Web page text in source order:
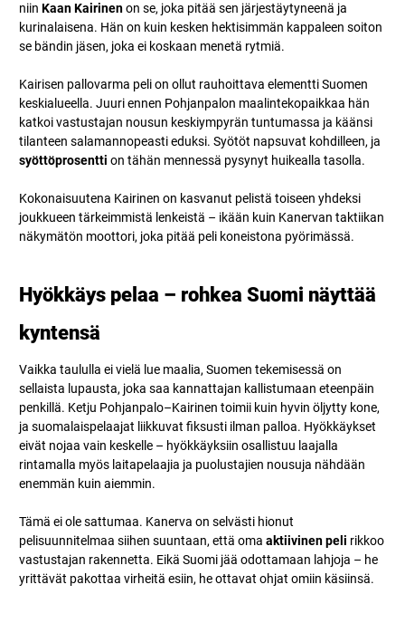
niin Kaan Kairinenon se, joka pitää sen järjestäytyneenä ja
kurinalaisena. Hän on kuin kesken hektisimmän kappaleen soiton
se bändin jäsen, joka ei koskaan menetä rytmiä.
Kairisen pallovarma peli on ollut rauhoittava elementti Suomen
keskialueella. Juuri ennen Pohjanpalon maalintekopaikkaa hän
katkoi vastustajan nousun keskiympyrän tuntumassa ja käänsi
tilanteen salamannopeasti eduksi. Syötöt napsuvat kohdilleen, ja
syöttöprosentti on tähän mennessä pysynyt huikealla tasolla.
Kokonaisuutena Kairinen on kasvanut pelistä toiseen yhdeksi
joukkueen tärkeimmistä lenkeistä – ikään kuin Kanervan taktiikan
näkymätön moottori, joka pitää peli koneistona pyörimässä.
Hyökkäys pelaa – rohkea Suomi näyttää
kyntensä
Vaikka taululla ei vielä lue maalia, Suomen tekemisessä on
sellaista lupausta, joka saa kannattajan kallistumaan eteenpäin
penkillä. Ketju Pohjanpalo–Kairinen toimii kuin hyvin öljytty kone,
ja suomalaispelaajat liikkuvat fiksusti ilman palloa. Hyökkäykset
eivät nojaa vain keskelle – hyökkäyksiin osallistuu laajalla
rintamalla myös laitapelaajia ja puolustajien nousuja nähdään
enemmän kuin aiemmin.
Tämä ei ole sattumaa. Kanerva on selvästi hionut
pelisuunnitelmaa siihen suuntaan, että oma aktiivinen peli rikkoo
vastustajan rakennetta. Eikä Suomi jää odottamaan lahjoja – he
yrittävät pakottaa virheitä esiin, he ottavat ohjat omiin käsiinsä.